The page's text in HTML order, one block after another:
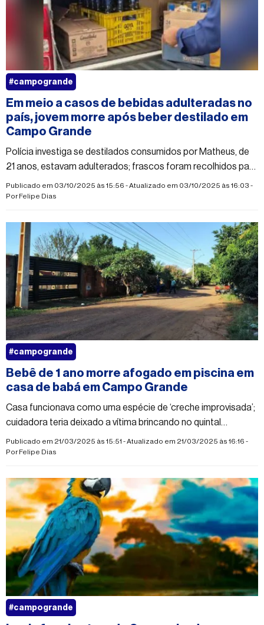
Em meio a casos de bebidas adulteradas no
país, jovem morre após beber destilado em
Campo Grande
Polícia investiga se destilados consumidos por Matheus, de
21 anos, estavam adulterados; frascos foram recolhidos para
análise
Publicado em 03/10/2025 às 15:56 - Atualizado em 03/10/2025 às 16:03 -
PorFelipe Dias
#campogrande
Bebê de 1 ano morre afogado em piscina em
casa de babá em Campo Grande
Casa funcionava como uma espécie de ‘creche improvisada’;
cuidadora teria deixado a vítima brincando no quintal
enquanto preparava o almoço
Publicado em 21/03/2025 às 15:51 - Atualizado em 21/03/2025 às 16:16 -
PorFelipe Dias
#campogrande
#campogrande